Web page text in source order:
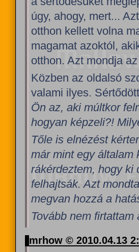
úgy, ahogy, mert...
otthon kellett volna
magamat azoktól,
otthon. Azt mondja
Közben az oldalsó
valami ilyes.
Ön az, aki múltkor
hogyan képzeli?!
Tőle is elnézést
már mint egy általam
rákérdeztem, hogy ki
felhajtsák. Azt
megvan hozzá a
Tovább nem
mrhow © 2010.04.13